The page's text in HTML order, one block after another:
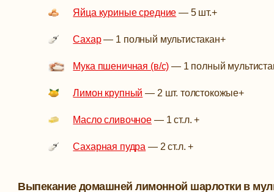
Яйца куриные средние — 5 шт.+
Сахар— 1 полный мультистакан+
Мука пшеничная (в/с) — 1 полный
Лимон крупный — 2 шт. толстокожые+
Масло сливочное — 1 ст.л.+
Сахарная пудра — 2 ст.л.+
Выпекание домашней лимонной шарлотки в